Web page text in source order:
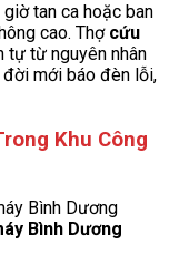
tan ca hoặc ban
cao. Thợ cứu
tự từ nguyên nhân
mới báo đèn lỗi,
Khu Công
Bình Dương